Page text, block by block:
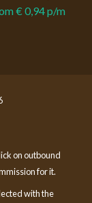
€ 0,94 p/m
on outbound
for it.
with the